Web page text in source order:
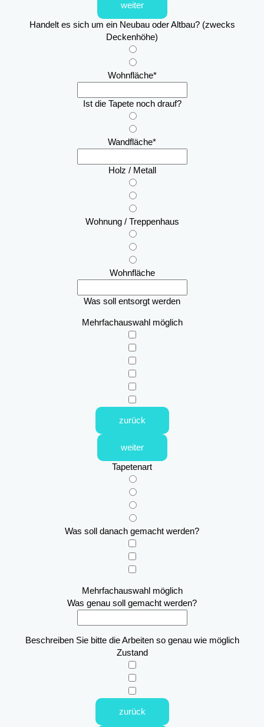
weiter
Handelt es sich um ein Neubau oder Altbau? (zwecks
Deckenhöhe)
Wohnfläche*
Ist die Tapete noch drauf?
Wandfläche*
Holz / Metall
Wohnung / Treppenhaus
Wohnfläche
Was soll entsorgt werden
Mehrfachauswahl möglich
zurück
weiter
Tapetenart
Was soll danach gemacht werden?
Mehrfachauswahl möglich
Was genau soll gemacht werden?
Beschreiben Sie bitte die Arbeiten so genau wie möglich
Zustand
zurück